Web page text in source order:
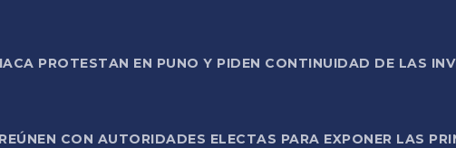
PROTESTAN EN PUNO Y PIDEN CONTINUIDAD DE LAS
CON AUTORIDADES ELECTAS PARA EXPONER LAS